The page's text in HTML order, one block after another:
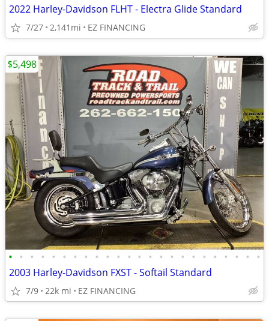
2022 Harley-Davidson FLHT - Electra Glide Standard
7/27 2,141mi EZ FINANCING
• • • • • • • • • • • • • • • • • • • • • • • •
2003 Harley-Davidson FXST - Softail Standard
7/9 22k mi EZ FINANCING
$5,498